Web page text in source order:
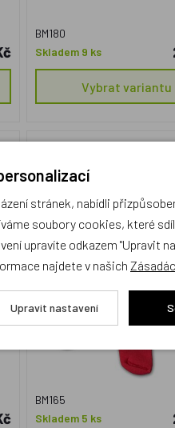
BM180
Skladem 9 ks
Vybrat variantu
Český výrobek
BM165
Skladem 5 ks
stránek, nabídli
soubory cookies, které
upravíte odkazem "Upravit
najdete v našich
Upravit nastavení